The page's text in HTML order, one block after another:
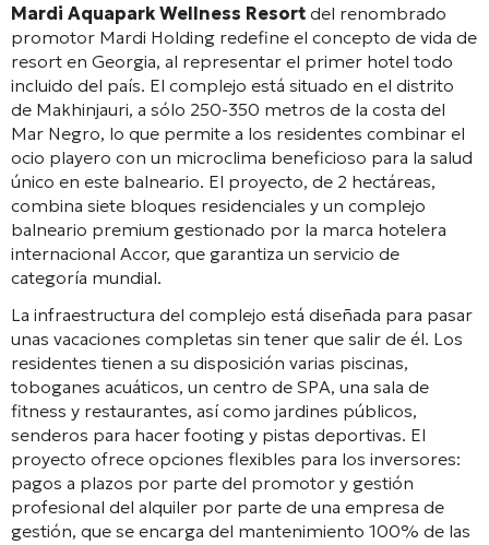
Mardi Aquapark Wellness Resort del renombrado
promotor Mardi Holding redefine el concepto de vida de
resort en Georgia, al representar el primer hotel todo
incluido del país. El complejo está situado en el distrito
de Makhinjauri, a sólo 250-350 metros de la costa del
Mar Negro, lo que permite a los residentes combinar el
ocio playero con un microclima beneficioso para la salud
único en este balneario. El proyecto, de 2 hectáreas,
combina siete bloques residenciales y un complejo
balneario premium gestionado por la marca hotelera
internacional Accor, que garantiza un servicio de
categoría mundial.
La infraestructura del complejo está diseñada para pasar
unas vacaciones completas sin tener que salir de él. Los
residentes tienen a su disposición varias piscinas,
toboganes acuáticos, un centro de SPA, una sala de
fitness y restaurantes, así como jardines públicos,
senderos para hacer footing y pistas deportivas. El
proyecto ofrece opciones flexibles para los inversores:
pagos a plazos por parte del promotor y gestión
profesional del alquiler por parte de una empresa de
gestión, que se encarga del mantenimiento 100% de las